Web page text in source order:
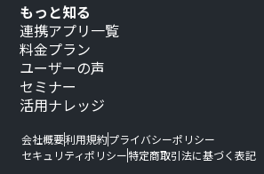
もっと知る
連携アプリ一覧
料金プラン
ユーザーの声
セミナー
活用ナレッジ
会社概要利用規約プライバシーポリシー
セキュリティポリシー特定商取引法に基づく表記